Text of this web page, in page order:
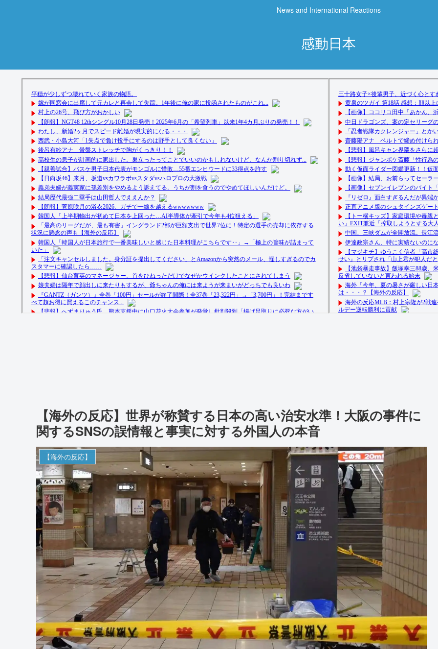
News and International Reactions
感動日本
【海外の反応】世界が称賛する日本の高い治安水準！大阪の事件に
関するSNSの誤情報と事実に対する外国人の本音
【海外の反応】